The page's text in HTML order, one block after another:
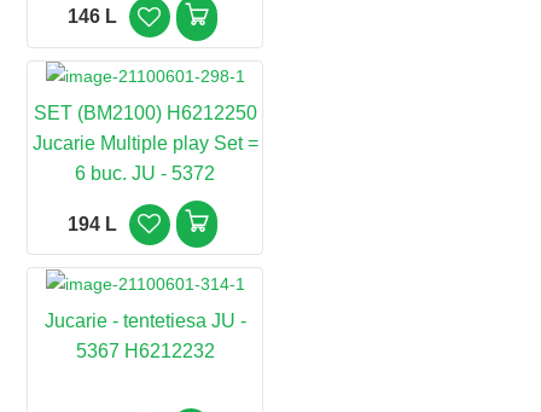
146 L
SET (BM2100) H6212250
Jucarie Multiple play Set =
6 buc. JU - 5372
194 L
Jucarie - tentetiesa JU -
5367 H6212232